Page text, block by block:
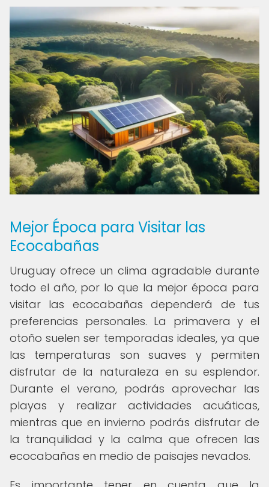
Mejor Época para Visitar las
Ecocabañas
Uruguay ofrece un clima agradable durante
todo el año, por lo que la mejor época para
visitar las ecocabañas dependerá de tus
preferencias personales. La primavera y el
otoño suelen ser temporadas ideales, ya que
las temperaturas son suaves y permiten
disfrutar de la naturaleza en su esplendor.
Durante el verano, podrás aprovechar las
playas y realizar actividades acuáticas,
mientras que en invierno podrás disfrutar de
la tranquilidad y la calma que ofrecen las
ecocabañas en medio de paisajes nevados.